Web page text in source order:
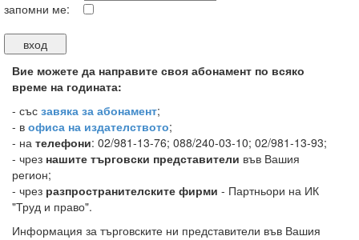
запомни ме:
Вие можете да направите своя абонамент по всяко
време на годината:
- със завяка за абонамент;
- в офиса на издателството;
- на телефони: 02/981-13-76; 088/240-03-10; 02/981-13-93;
- чрез нашите търговски представители във Вашия
регион;
- чрез разпространителските фирми - Партньори на ИК
"Труд и право".
Информация за търговските ни представители във Вашия